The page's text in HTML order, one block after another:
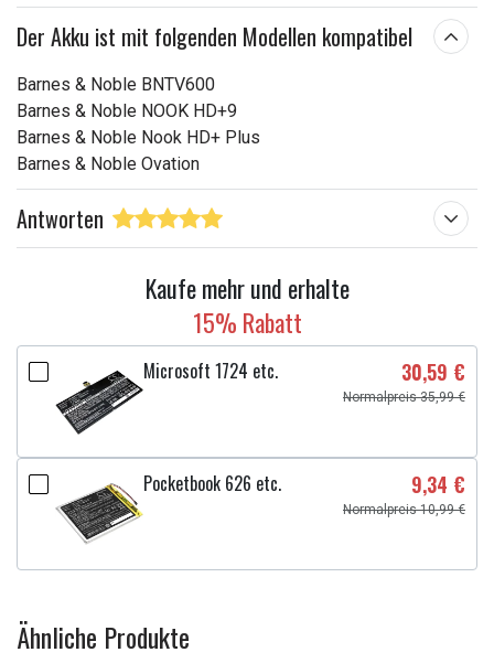
Der Akku ist mit folgenden Modellen kompatibel
Barnes & Noble BNTV600
Barnes & Noble NOOK HD+9
Barnes & Noble Nook HD+ Plus
Barnes & Noble Ovation
Antworten
Kaufe mehr und erhalte
15% Rabatt
Microsoft 1724 etc. 30,59 €
Normalpreis 35,99 €
Pocketbook 626 etc. 9,34 €
Normalpreis 10,99 €
Ähnliche Produkte